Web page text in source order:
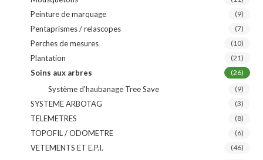
Peinture de marquage (9)
Pentaprismes / relascopes (7)
Perches de mesures (10)
Plantation (21)
Soins aux arbres (26)
Système d'haubanage Tree Save (9)
SYSTEME ARBOTAG (3)
TELEMETRES (8)
TOPOFIL / ODOMETRE (6)
VETEMENTS ET E.P.I. (46)